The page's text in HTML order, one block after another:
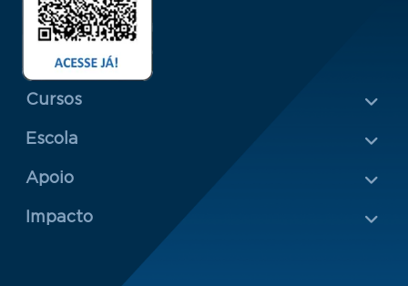
Menu Rodapé 1
Cursos
Escola
Rodapé 2
Apoio
Impacto